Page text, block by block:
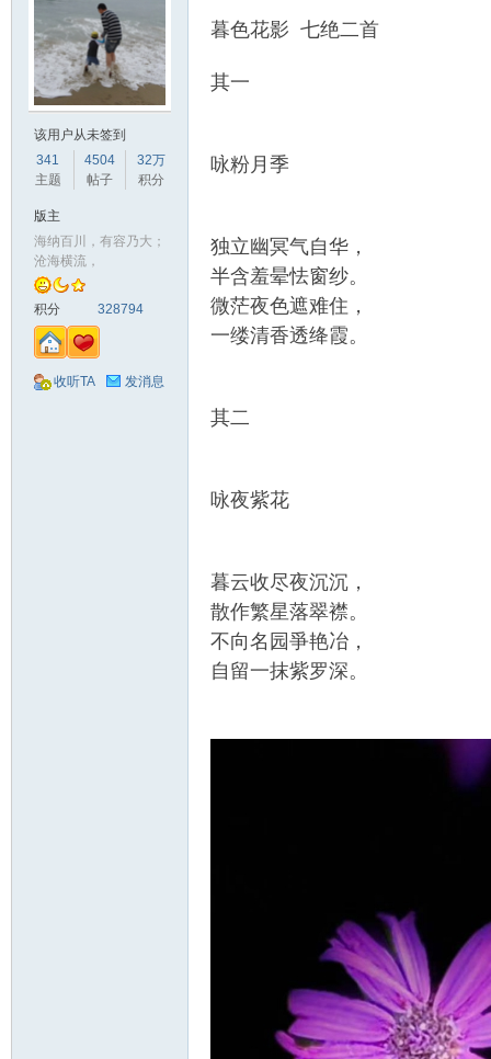
该用户从未签到
341
主题
4504
帖子
32万
积分
版主
海纳百川，有容乃大；
沧海横流，
积分 328794
收听TA 发消息
暮色花影 七绝二首
其一
咏粉月季
独立幽冥气自华，
半含羞晕怯窗纱。
微茫夜色遮难住，
一缕清香透绛霞。
其二
咏夜紫花
暮云收尽夜沉沉，
散作繁星落翠襟。
不向名园爭艳冶，
自留一抹紫罗深。